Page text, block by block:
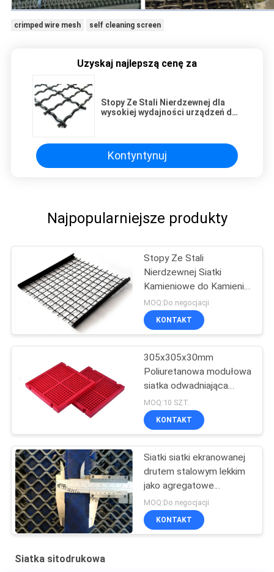
crimped wire mesh self cleaning screen
Uzyskaj najlepszą cenę za
Stopy Ze Stali Nierdzewnej dla
wysokiej wydajności urządzeń do
Kontyntynuj
Najpopularniejsze produkty
Stopy Ze Stali
Nierdzewnej Siatki
Kamieniowe do Kamienia
Kamieniołomów
Urządzenia Kruszcowe
MOQ:Do negocjacji
KONTAKT
305x305x30mm
Poliuretanowa modułowa
siatka odwadniająca
Mocowanie za pomocą
PU Blot
MOQ:10 SZT.
KONTAKT
Siatki siatki ekranowanej
drutem stalowym lekkim
jako agregatowe
materiały do ​​sitodruku
MOQ:Do negocjacji
KONTAKT
Siatka sitodrukowa